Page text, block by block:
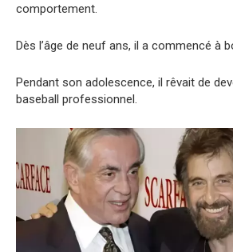
comportement.
Dès l’âge de neuf ans, il a commencé à
Pendant son adolescence, il rêvait de
baseball professionnel.